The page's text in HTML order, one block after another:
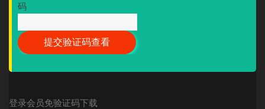
码
登录会员免验证码下载